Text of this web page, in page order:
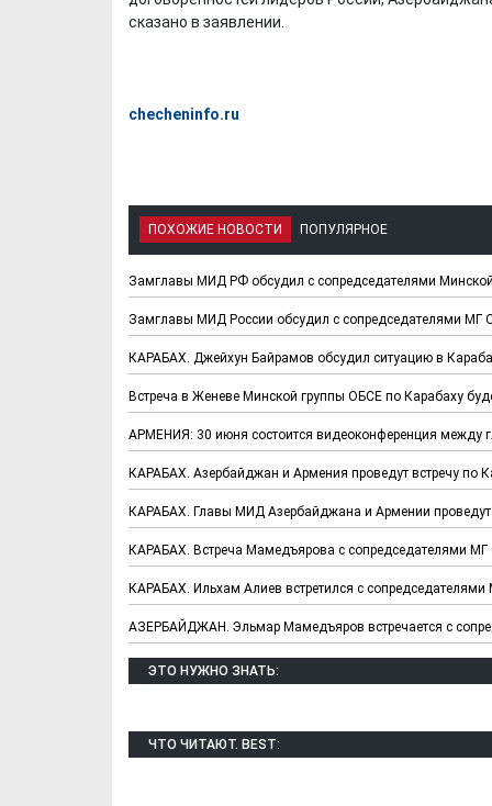
сказано в заявлении.
checheninfo.ru
ПОХОЖИЕ НОВОСТИ ПОПУЛЯРНОЕ
Замглавы МИД РФ обсудил с сопредседателями
Замглавы МИД России обсудил с сопредседателями МГ
КАРАБАХ. Джейхун Байрамов обсудил ситуацию в
Встреча в Женеве Минской группы ОБСЕ по Карабаху
АРМЕНИЯ: 30 июня состоится видеоконференция
КАРАБАХ. Азербайджан и Армения проведут встречу по
КАРАБАХ. Главы МИД Азербайджана и Армении проведут
КАРАБАХ. Встреча Мамедъярова с сопредседателями МГ
КАРАБАХ. Ильхам Алиев встретился с
АЗЕРБАЙДЖАН. Эльмар Мамедъяров встречается с
ЭТО НУЖНО ЗНАТЬ:
ЧТО ЧИТАЮТ. BEST: